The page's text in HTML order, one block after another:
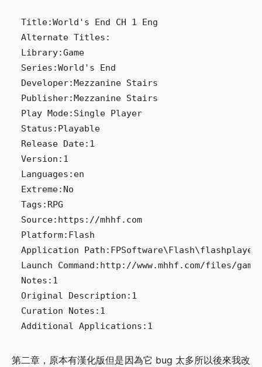
Title:World's End CH 1 Eng
Alternate Titles:
Library:Game
Series:World's End
Developer:Mezzanine Stairs
Publisher:Mezzanine Stairs
Play Mode:Single Player
Status:Playable
Release Date:1
Version:1
Languages:en
Extreme:No
Tags:RPG
Source:https://mhhf.com
Platform:Flash
Application
Launch Command:http://www.mhhf.com/files/
Notes:1
Original Description:1
Curation Notes:1
第二章，原本有漢化版但是因為它 bug 太多所以後來我改